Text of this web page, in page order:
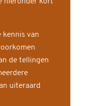
hieronder kort
kennis van
de tellingen
uiteraard